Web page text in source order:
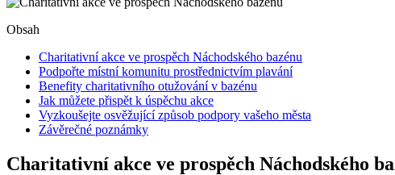
Obsah
Charitativní akce ve prospěch Náchodského bazénu
Podpořte místní komunitu prostřednictvím plavání
Benefity charitativního otužování v bazénu
Jak můžete přispět k úspěchu akce
Vyzkoušejte osvěžující způsob podpory vašeho města
Závěrečné poznámky
Charitativní akce ve prospěch Náchodského